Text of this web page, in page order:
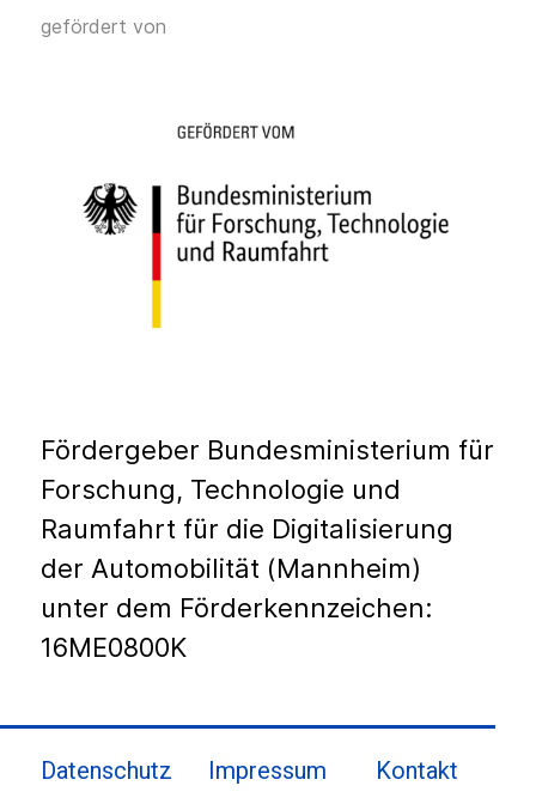
gefördert von
Fördergeber Bundesministerium für
Forschung, Technologie und
Raumfahrt für die Digitalisierung
der Automobilität (Mannheim)
unter dem Förderkennzeichen:
16ME0800K
Datenschutz Impressum Kontakt